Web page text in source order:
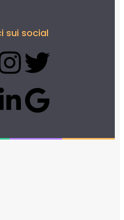
sui social